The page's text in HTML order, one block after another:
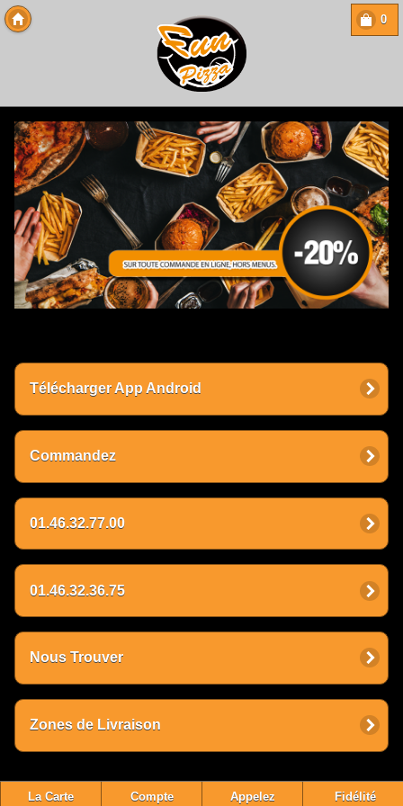
0
Télécharger App Android
Commandez
01.46.32.77.00
01.46.32.36.75
Nous Trouver
Zones de Livraison
La Carte Compte Appelez Fidélité
Copyright 2013 Des-Click Com